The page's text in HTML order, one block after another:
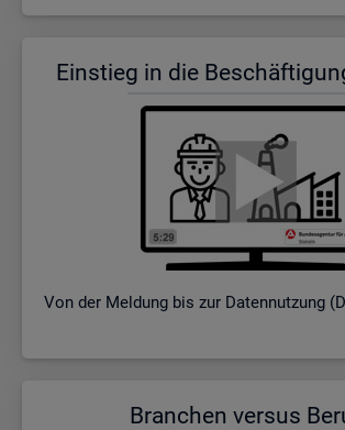
Ein­stieg in die
Von der Mel­dung bis zur Da­ten­nut­zung
Bran­chen ver­sus